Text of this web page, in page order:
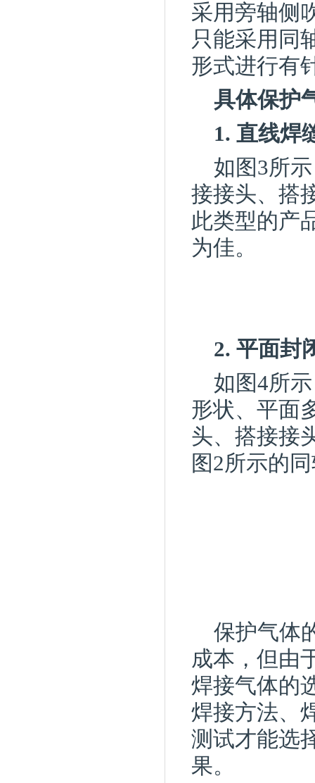
采用旁轴侧
只能采用同
形式进行有
具体保护
1. 直线焊
如图3所
接接头、搭
此类型的产
为佳。
2. 平面封
如图4所
形状、平面
头、搭接接
图2所示的
保护气体
成本，但由
焊接气体的
焊接方法、
测试才能选
果。